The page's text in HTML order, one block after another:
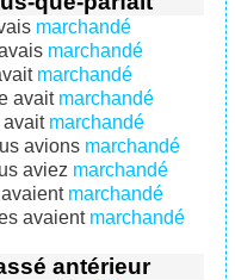
marchandé
marchandé
marchandé
avait marchandé
avait marchandé
avions marchandé
aviez marchandé
marchandé
avaient marchandé
antérieur